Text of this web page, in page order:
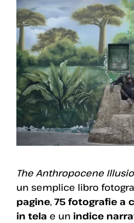
The Anthropocene
un semplice libro
pagine, 75 fotografie a
in tela e un indice